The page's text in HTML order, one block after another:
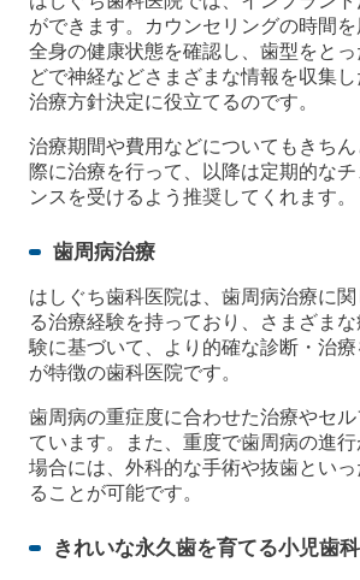
ができます。カウンセリングの時間
全身の健康状態を確認し、歯型をと
どで神経などさまざまな情報を収集
治療方針決定に役立てるのです。
治療期間や費用などについてもきち
際に治療を行って、以降は定期的な
ンスを受けるよう推奨してくれます。
歯周病治療
はしぐち歯科医院は、歯周病治療に
る治療経験を持っており、さまざま
験に基づいて、より的確な診断・治
が特徴の歯科医院です。
歯周病の重症度に合わせた治療やセ
ています。また、重度で歯周病の進
場合には、外科的な手術や抜歯とい
ることが可能です。
きれいな永久歯を育てる小児歯科